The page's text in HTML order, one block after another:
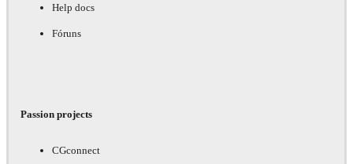
Help docs
Fóruns
Passion projects
CGconnect